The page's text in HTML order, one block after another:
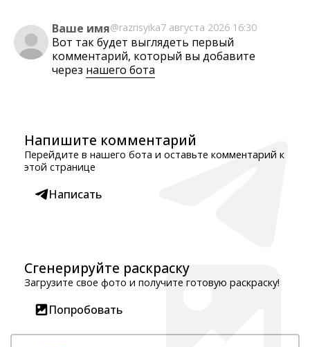
Ваше имя@razrisyika7 августа 2026 16:30
Вот так будет выглядеть первый
комментарий, который вы добавите
через нашего бота
Напишите комментарий
Перейдите в нашего бота и оставьте комментарий к
этой странице
Написать
Сгенерируйте раскраску
Загрузите свое фото и получите готовую раскраску!
Попробовать